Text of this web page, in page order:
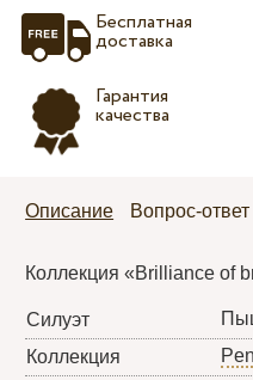
Бесплатная
доставка
Гарантия
качества
Описание Вопрос-ответ
Коллекция «Brilliance of
Силуэт
Коллекция